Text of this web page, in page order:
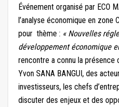
Événement organisé par ECO
l’analyse économique en zone
pour thème : « Nouvelles
développement économique
rencontre a connu la présence
Yvon SANA BANGUI, des
investisseurs, les chefs
discuter des enjeux et des